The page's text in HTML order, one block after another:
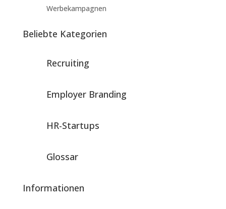
Werbekampagnen
Beliebte Kategorien
Recruiting
Employer Branding
HR-Startups
Glossar
Informationen